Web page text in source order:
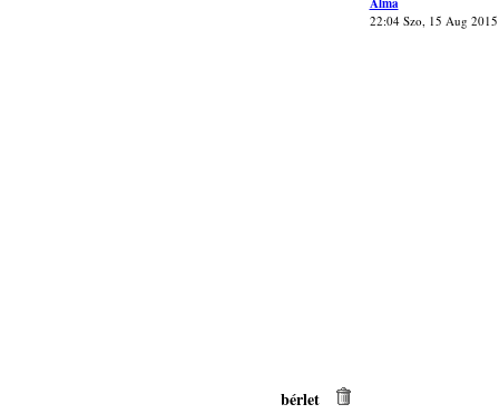
22:04 Szo, 15 Aug 2015
bérlet